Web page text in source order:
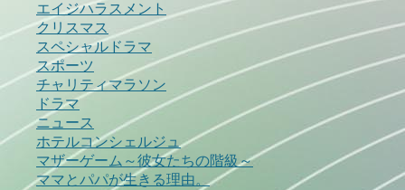
エイジハラスメント
クリスマス
スペシャルドラマ
スポーツ
チャリティマラソン
ドラマ
ニュース
ホテルコンシェルジュ
マザーゲーム～彼女たちの階級～
ママとパパが生きる理由。